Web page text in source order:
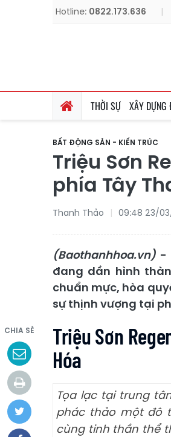
Hotline: 0822.173.636 |
THỜI SỰ XÂY DỰNG
BẤT ĐỘNG SẢN - KIẾN TRÚC
Triệu Sơn
phía Tây
Thanh Thảo 09:48 23/
(Baothanhhoa.vn) -
đang dần hình
chuẩn mực, hòa
sự thịnh vượng tại
CHIA SẺ
Triệu Sơn
Hóa
Tọa lạc tại trung
phác thảo một đô
cùng tinh thần thể